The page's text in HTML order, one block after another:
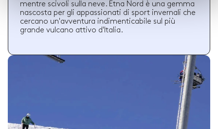
mentre scivoli sulla neve. Etna Nord è una gemma
nascosta per gli appassionati di sport invernali che
cercano un'avventura indimenticabile sul più
grande vulcano attivo d'Italia.